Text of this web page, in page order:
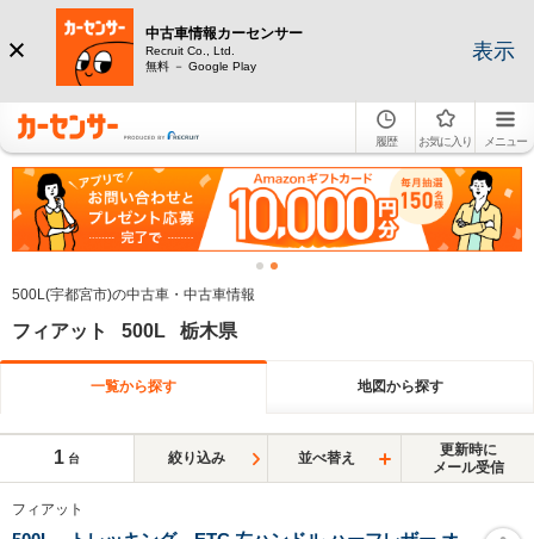
中古車情報カーセンサー
Recruit Co., Ltd.
無料 － Google Play
表示
履歴 お気に入り メニュー
500L(宇都宮市)の中古車・中古車情報
フィアット 500L 栃木県
一覧から探す 地図から探す
1 台 絞り込み 並べ替え
更新時に
メール受信
フィアット